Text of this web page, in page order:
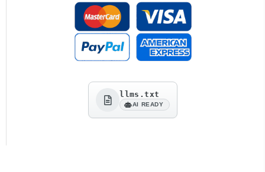
llms.txt
AI READY